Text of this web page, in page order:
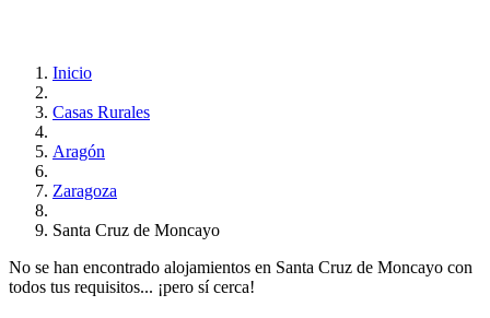
Inicio
Casas Rurales
Aragón
Zaragoza
Santa Cruz de Moncayo
No se han encontrado alojamientos en Santa Cruz de Moncayo con
todos tus requisitos... ¡pero sí cerca!